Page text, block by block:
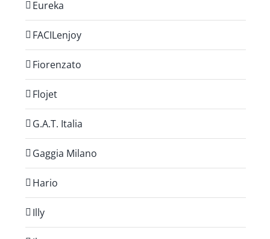
Eureka
FACILenjoy
Fiorenzato
Flojet
G.A.T. Italia
Gaggia Milano
Hario
Illy